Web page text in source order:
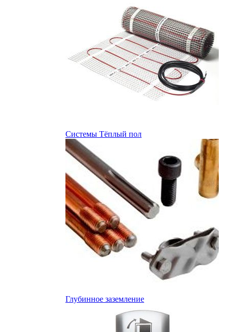
Системы Тёплый пол
Глубинное заземление